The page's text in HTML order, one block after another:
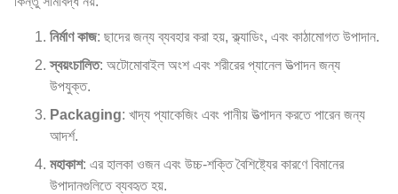
নির্মাণ কাজ: ছাদের জন্য ব্যবহার করা হয়, ক্ল্যাডিং, এবং কাঠামোগত উপাদান.
স্বয়ংচালিত: অটোমোবাইল অংশ এবং শরীরের প্যানেল উত্পাদন জন্য
উপযুক্ত.
Packaging: খাদ্য প্যাকেজিং এবং পানীয় উত্পাদন করতে পারেন জন্য
আদর্শ.
মহাকাশ: এর হালকা ওজন এবং উচ্চ-শক্তি বৈশিষ্ট্যের কারণে বিমানের
উপাদানগুলিতে ব্যবহৃত হয়.